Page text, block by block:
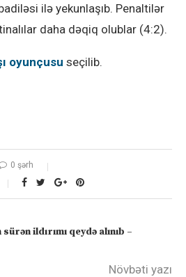
ilə yekunlaşıb. Penaltilər
daha dəqiq olublar (4:2).
oyunçusu seçilib.
0 şərh
ildırımı qeydə alınıb –
Növbəti yazı